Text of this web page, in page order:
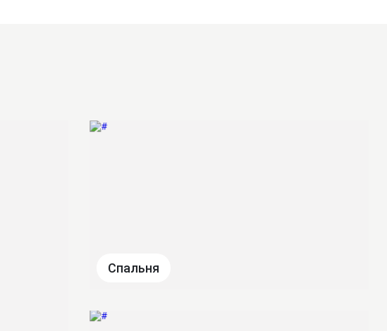
Спальня